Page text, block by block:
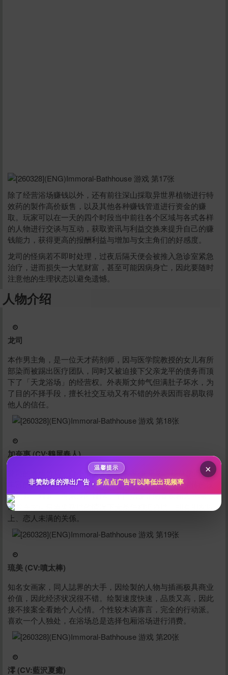
给新作限定打赏
200
除了经营浴场赚钱以外，还有前往深山採取异世界植物进行特
效药的製作高价贩售，以及其他各种赚钱管道进行资金的赚
取。玩家可以在一天的四个时段当中前往各个区域与各式各样
的人物进行交谈与互动，获取资讯与利益交换来提升自己的赚
钱能力，获得更高的报酬利益与增加与女主角们的好感度。
龙司的怪病若不即时处理，过夜后隔天便会被推入急诊室紧急
治疗，进而损失一大笔财富，甚至可能因病身亡，因此要随时
注意他的生理状态以避免遗憾。
人物介绍
龙司
本作男主角，是一位天才药剂师，因与医学院教授的女儿有所
部染而被踢出医疗团队，同时又被迫接下父亲龙平的债务而顶
下了「天龙浴场」的经营权。外表斯文帅气但满肚子坏水，为
了目的不择手段，擅长社交互动又有不错的外表因而容易取得
他人的信任。
加奈惠 (CV:鶴屋春人)
龙司的青梅竹马，自小跟天才药草学家-龙平学习药草学而拥有
丰富的药草学知识，年纪轻轻就能独自并经营着代代相传的汉
方药局。对龙司有浓厚的好感，个性活泼开朗喜欢和人斗嘴，
常常在龙司最需要帮助的情况下无条件相挺协助，拥有朋友以
上、恋人未满的关係。
琉美 (CV:噴太棒)
知名女画家，同人誌界的大手，因绘製的人物与插画极具商业
价值，因此经济状况很不错。绘製速度快速，品质又高，因此
接不接案全看她个人心情。个性较木讷寡言，完全的行动派。
喜欢一个人独处，在浴场总是选择包厢浴场进行消费。
澪 (CV:藍沢夏癒)
×
温馨提示
非赞助者的弹出广告， 多点点广告可以降低出现频率